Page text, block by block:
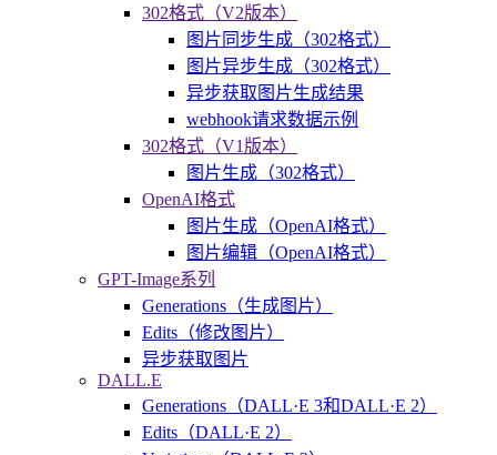
302格式（V2版本）
图片同步生成（302格式）
图片异步生成（302格式）
异步获取图片生成结果
webhook请求数据示例
302格式（V1版本）
图片生成（302格式）
OpenAI格式
图片生成（OpenAI格式）
图片编辑（OpenAI格式）
GPT-Image系列
Generations（生成图片）
Edits（修改图片）
异步获取图片
DALL.E
Generations（DALL·E 3和DALL·E 2）
Edits（DALL·E 2）